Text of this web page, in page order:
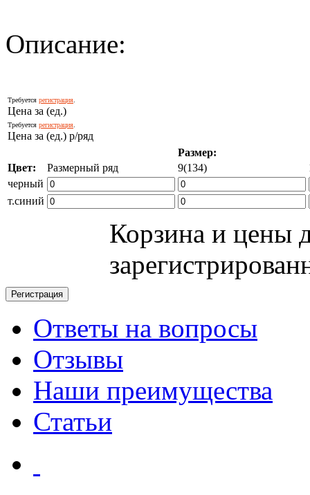
Описание:
Требуется регистрация
Цена за (ед.)
Требуется регистрация
Цена за (ед.) р/ряд
Размер:
Цвет:
Размерный ряд 9(134)
черный
т.синий
Корзина и цены
Ответы на вопросы
Отзывы
Наши преимущества
Статьи